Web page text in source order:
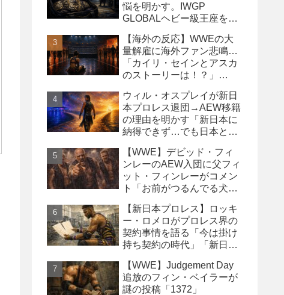
悩を明かす。IWGP
GLOBALヘビー級王座を
挫
【海外の反応】WWEの大
量解雇に海外ファン悲鳴…
「カイリ・セインとアスカ
のストーリーは！？」
の犠牲になった」
ウィル・オスプレイが新日
本プロレス退団→AEW移籍
の理由を明かす「新日本に
納得できず…でも日本との
【WWE】デビッド・フィ
ンレーのAEW入団に父フィ
ット・フィンレーがコメン
ト「お前がつるんでる犬連
【新日本プロレス】ロッキ
ー・ロメロがプロレス界の
契約事情を語る「今は掛け
持ち契約の時代」「新日本
るべき」
【WWE】Judgement Day
追放のフィン・ベイラーが
謎の投稿「1372」